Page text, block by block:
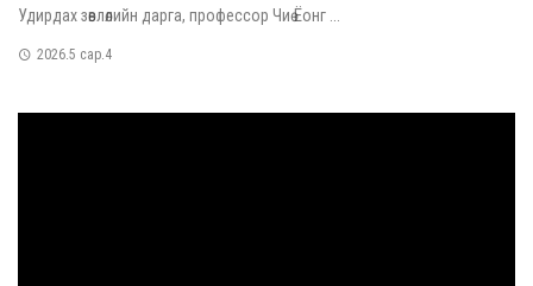
Удирдах зөвлөлийн дарга, профессор Чиө Ёонг ...
2026.5 сар.4